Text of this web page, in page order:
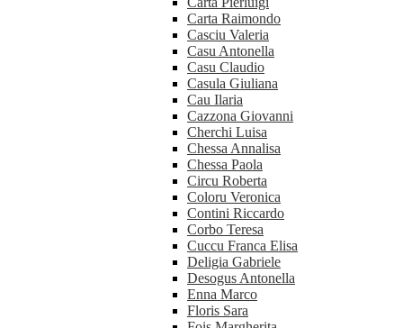
Carta Raimondo
Casciu Valeria
Casu Antonella
Casu Claudio
Casula Giuliana
Cau Ilaria
Cazzona Giovanni
Cherchi Luisa
Chessa Annalisa
Chessa Paola
Circu Roberta
Coloru Veronica
Contini Riccardo
Corbo Teresa
Cuccu Franca Elisa
Deligia Gabriele
Desogus Antonella
Enna Marco
Floris Sara